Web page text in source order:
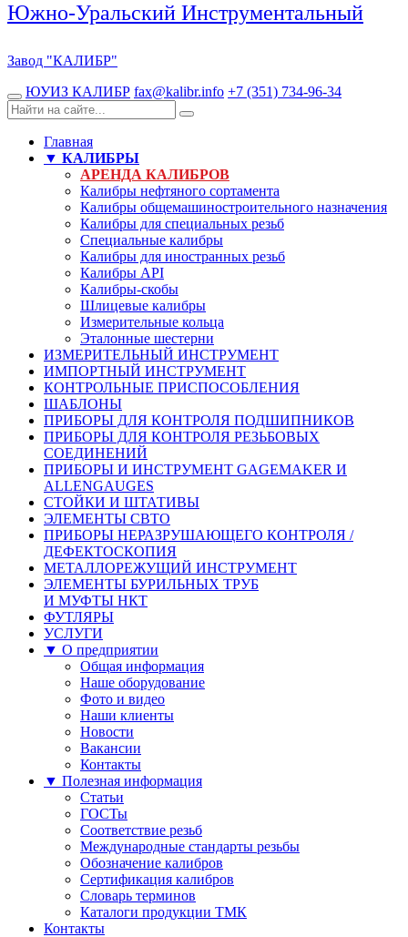
Южно-Уральский Инструментальный
Завод "КАЛИБР"
ЮУИЗ КАЛИБР fax@kalibr.info +7 (351) 734-96-34
Главная
▼ КАЛИБРЫ
АРЕНДА КАЛИБРОВ
Калибры нефтяного сортамента
Калибры общемашиностроительного назначения
Калибры для специальных резьб
Специальные калибры
Калибры для иностранных резьб
Калибры API
Калибры-скобы
Шлицевые калибры
Измерительные кольца
Эталонные шестерни
ИЗМЕРИТЕЛЬНЫЙ ИНСТРУМЕНТ
ИМПОРТНЫЙ ИНСТРУМЕНТ
КОНТРОЛЬНЫЕ ПРИСПОСОБЛЕНИЯ
ШАБЛОНЫ
ПРИБОРЫ ДЛЯ КОНТРОЛЯ ПОДШИПНИКОВ
ПРИБОРЫ ДЛЯ КОНТРОЛЯ РЕЗЬБОВЫХ
СОЕДИНЕНИЙ
ПРИБОРЫ И ИНСТРУМЕНТ GAGEMAKER И
ALLENGAUGES
СТОЙКИ И ШТАТИВЫ
ЭЛЕМЕНТЫ СВТО
ПРИБОРЫ НЕРАЗРУШАЮЩЕГО КОНТРОЛЯ /
ДЕФЕКТОСКОПИЯ
МЕТАЛЛОРЕЖУЩИЙ ИНСТРУМЕНТ
ЭЛЕМЕНТЫ БУРИЛЬНЫХ ТРУБ
И МУФТЫ НКТ
ФУТЛЯРЫ
УСЛУГИ
▼ О предприятии
Общая информация
Наше оборудование
Фото и видео
Наши клиенты
Новости
Вакансии
Контакты
▼ Полезная информация
Статьи
ГОСТы
Соответствие резьб
Международные стандарты резьбы
Обозначение калибров
Сертификация калибров
Словарь терминов
Каталоги продукции ТМК
Контакты